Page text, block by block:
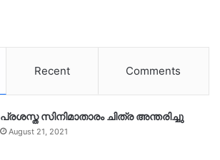
Recent Comments
പ്രശസ്ത സിനിമാതാരം ചിത്ര അന്തരിച്ചു
August 21, 2021